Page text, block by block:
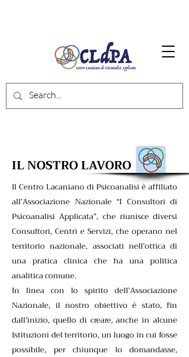
IL NOSTRO LAVORO
Il Centro Lacaniano di Psicoanalisi è affiliato
all’Associazione Nazionale “I Consultori di
Psicoanalisi Applicata”, che riunisce diversi
Consultori, Centri e Servizi, che operano nel
territorio nazionale, associati nell’ottica di
una pratica clinica che ha una politica
analitica comune.
In linea con lo spirito dell’Associazione
Nazionale, il nostro obiettivo è stato, fin
dall’inizio, quello di creare, anche in alcune
Istituzioni del territorio, un luogo in cui fosse
possibile, per chiunque lo domandasse,